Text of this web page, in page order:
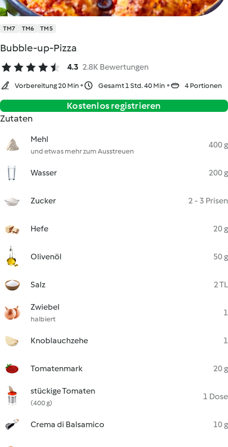
TM7 TM6 TM5
Bubble-up-Pizza
4.3 2.8K Bewertungen
Vorbereitung 20 Min Gesamt 1 Std. 40 Min 4 Portionen
Kostenlos registrieren
Zutaten
Mehl
und etwas mehr zum Ausstreuen
400 g
Wasser 200 g
Zucker 2 - 3 Prisen
Hefe 20 g
Olivenöl 50 g
Salz 2 TL
Zwiebel
halbiert
1
Knoblauchzehe 1
Tomatenmark 20 g
stückige Tomaten
(400 g)
1 Dose
Crema di Balsamico 10 g